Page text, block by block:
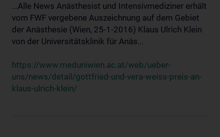
...Alle News Anästhesist und Intensivmediziner erhält
vom FWF vergebene Auszeichnung auf dem Gebiet
der Anästhesie (Wien, 25-1-2016) Klaus Ulrich Klein
von der Universitätsklinik für Anäs...
https://www.meduniwien.ac.at/web/ueber-
uns/news/detail/gottfried-und-vera-weiss-preis-an-
klaus-ulrich-klein/